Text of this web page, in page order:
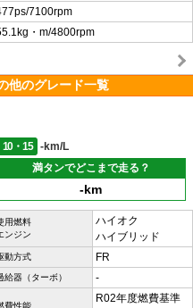
7100rpm
・m/4800rpm
他のグレード一覧
10・15
-km/L
満タンでどこまで走る？
-km
用燃料
ンジン
ハイオク
ハイブリッド
動方式 FR
給器（ターボ） -
費性能
R02年度燃費基準